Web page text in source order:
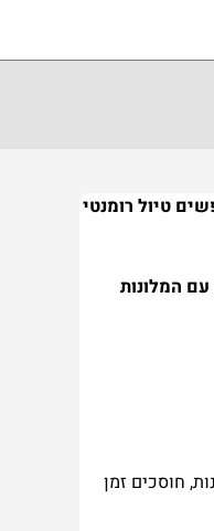
טיול רומנטי
המלונות
חוסכים זמן